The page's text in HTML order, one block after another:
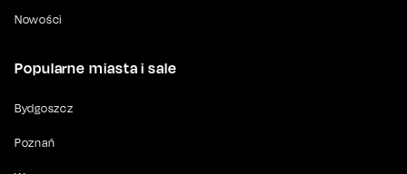
Nowości
Popularne miasta i sale
Bydgoszcz
Poznań